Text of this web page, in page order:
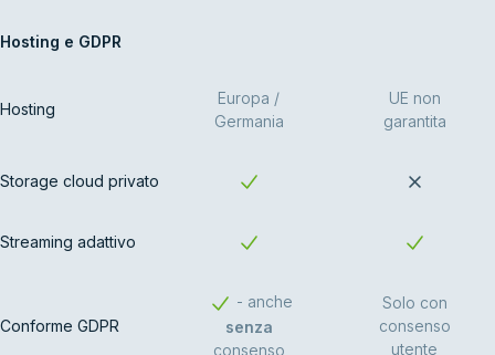
Hosting e GDPR
Hosting
Europa /
Germania
UE non
garantita
Storage cloud privato
Streaming adattivo
Conforme GDPR
- anche
senza
consenso
Solo con
consenso
utente